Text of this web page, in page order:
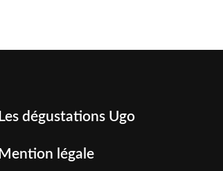
Les dégustations Ugo
Mention légale